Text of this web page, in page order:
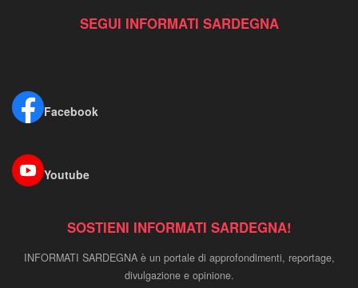
SEGUI INFORMATI SARDEGNA
Facebook
Youtube
SOSTIENI INFORMATI SARDEGNA!
INFORMATI SARDEGNA è un portale di approfondimenti, reportage,
divulgazione e opinione.